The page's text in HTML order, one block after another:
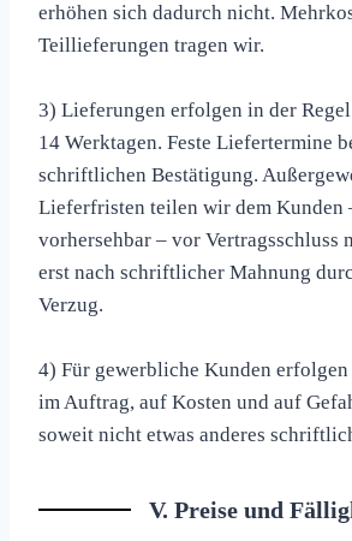
erhöhen sich dadurch nicht.
Teillieferungen tragen wir.
3) Lieferungen erfolgen in der
14 Werktagen. Feste Liefertermine
schriftlichen Bestätigung.
Lieferfristen teilen wir dem Kunden
vorhersehbar – vor Vertragsschluss
erst nach schriftlicher Mahnung
Verzug.
4) Für gewerbliche Kunden
im Auftrag, auf Kosten und auf
soweit nicht etwas anderes
V. Preise und